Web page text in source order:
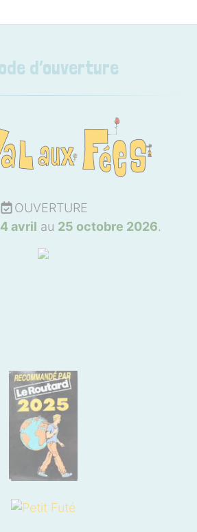
d’ouverture
OUVERTURE
4 avril au 25 octobre 2026.